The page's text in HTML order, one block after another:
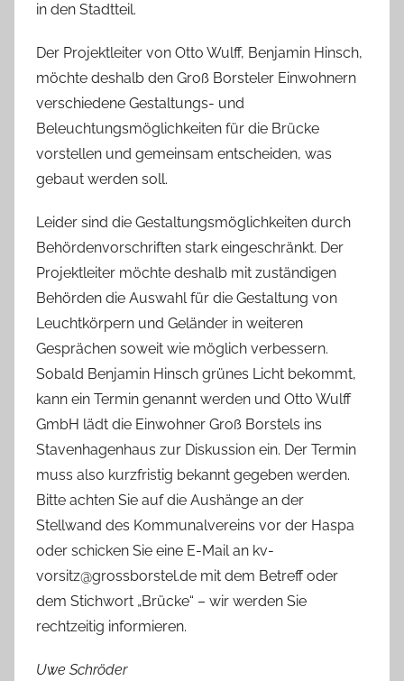
l
a
in den Stadtteil.
Der Projektleiter von Otto Wulff, Benjamin Hinsch,
möchte deshalb den Groß Borsteler Einwohnern
verschiedene Gestaltungs- und
Beleuchtungsmöglichkeiten für die Brücke
vorstellen und gemeinsam entscheiden, was
gebaut werden soll.
Leider sind die Gestaltungsmöglichkeiten durch
Behördenvorschriften stark eingeschränkt. Der
Projektleiter möchte deshalb mit zuständigen
Behörden die Auswahl für die Gestaltung von
Leuchtkörpern und Geländer in weiteren
Gesprächen soweit wie möglich verbessern.
Sobald Benjamin Hinsch grünes Licht bekommt,
kann ein Termin genannt werden und Otto Wulff
GmbH lädt die Einwohner Groß Borstels ins
Stavenhagenhaus zur Diskussion ein. Der Termin
muss also kurzfristig bekannt gegeben werden.
Bitte achten Sie auf die Aushänge an der
Stellwand des Kommunalvereins vor der Haspa
oder schicken Sie eine E-Mail an kv-
vorsitz@grossborstel.de mit dem Betreff oder
dem Stichwort „Brücke“ – wir werden Sie
rechtzeitig informieren.
Uwe Schröder